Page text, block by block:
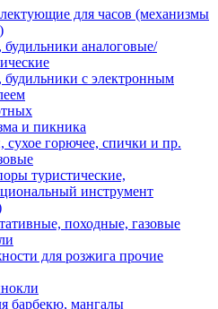
для часов (механизмы
будильники аналоговые/
будильники с электронным
и пикника
сухое горючее, спички и пр.
туристические,
инструмент
походные, газовые
для розжига прочие
барбекю, мангалы